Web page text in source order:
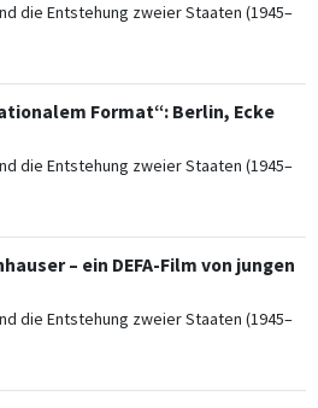
die Entstehung zweier Staaten (1945–
Format“: Berlin, Ecke
die Entstehung zweier Staaten (1945–
– ein DEFA-Film von jungen
die Entstehung zweier Staaten (1945–